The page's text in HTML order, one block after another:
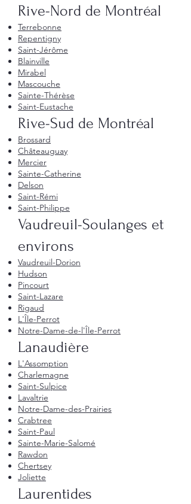
Rive-Nord de Montréal
Terrebonne
Repentigny
Saint-Jérôme
Blainville
Mirabel
Mascouche
Sainte-Thérèse
Saint-Eustache
Rive-Sud de Montréal
Brossard
Châteauguay
Mercier
Sainte-Catherine
Delson
Saint-Rémi
Saint-Philippe
Vaudreuil-Soulanges et
environs
Vaudreuil-Dorion
Hudson
Pincourt
Saint-Lazare
Rigaud
L'Île-Perrot
Notre-Dame-de-l'Île-Perrot
Lanaudière
L'Assomption
Charlemagne
Saint-Sulpice
Lavaltrie
Notre-Dame-des-Prairies
Crabtree
Saint-Paul
Sainte-Marie-Salomé
Rawdon
Chertsey
Joliette
Laurentides